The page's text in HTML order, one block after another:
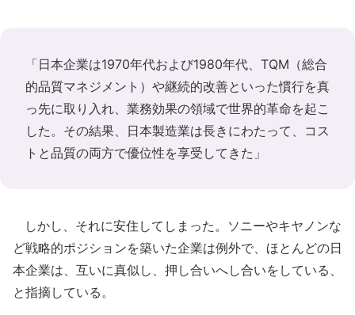
「日本企業は1970年代および1980年代、TQM（総合
的品質マネジメント）や継続的改善といった慣行を真
っ先に取り入れ、業務効果の領域で世界的革命を起こ
した。その結果、日本製造業は長きにわたって、コス
トと品質の両方で優位性を享受してきた」
しかし、それに安住してしまった。ソニーやキヤノンな
ど戦略的ポジションを築いた企業は例外で、ほとんどの日
本企業は、互いに真似し、押し合いへし合いをしている、
と指摘している。